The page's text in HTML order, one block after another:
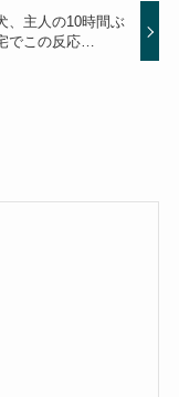
、主人の10時間ぶ
でこの反応…